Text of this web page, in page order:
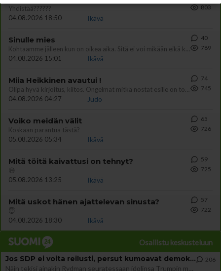
Yhdistää??????
04.08.2026 18:50
Ikävä
803
Sinulle mies
04.08.2026 15:01
Ikävä
40
789
Miia Heikkinen avautui !
04.08.2026 04:27
Judo
74
745
Voiko meidän välit
Koskaan parantua tästä?
05.08.2026 05:34
Ikävä
65
726
Mitä töitä kaivattusi on tehnyt?
😅
05.08.2026 13:25
Ikävä
59
725
Mitä uskot hänen ajattelevan sinusta?
😇
04.08.2026 18:30
Ikävä
57
722
Osallistu keskusteluun
Jos SDP ei voita reilusti, persut kumoavat demokratian Suomesta
206